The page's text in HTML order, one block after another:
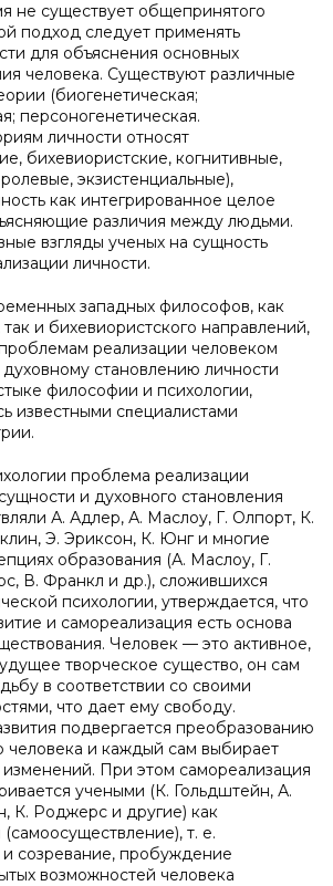
не существует общепринятого
подход следует применять
для объяснения основных
человека. Существуют различные
(биогенетическая;
персоногенетическая.
личности относят
бихевиористские, когнитивные,
экзистенциальные),
как интегрированное целое
различия между людьми.
взгляды ученых на сущность
личности.
западных философов, как
так и бихевиористского направлений,
реализации человеком
становлению личности
философии и психологии,
известными сᴨециалистами
проблема реализации
и духовного становления
А. Адлер, А. Маслоу, Г. Олпорт, К.
Э. Эриксон, К. Юнг и многие
образования (А. Маслоу, Г.
В. Франкл и др.), сложившихся
психологии, утверждается, что
и самореализация есть основа
Человек — это активное,
творческое существо, он сам
в соответствии со своими
что дает ему свободу.
подвергается преобразованию
человека и каждый сам выбирает
При этом самореализация
учеными (К. Гольдштейн, А.
К. Роджерс и другие) как
(самоосуществление), т. е.
и созревание, пробуждение
возможностей человека